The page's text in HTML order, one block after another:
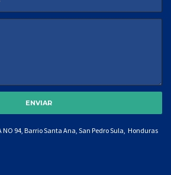
NO 94, Barrio Santa Ana, San Pedro Sula, Honduras